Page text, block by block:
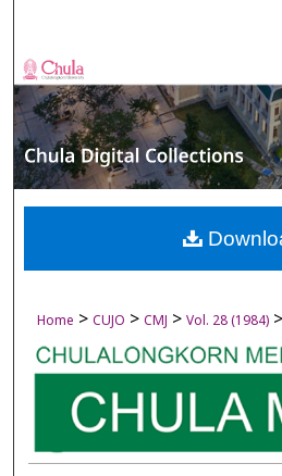
Browse
My
About
Digital
Home > CUJO > CMJ > Vol. 28 (1984) >